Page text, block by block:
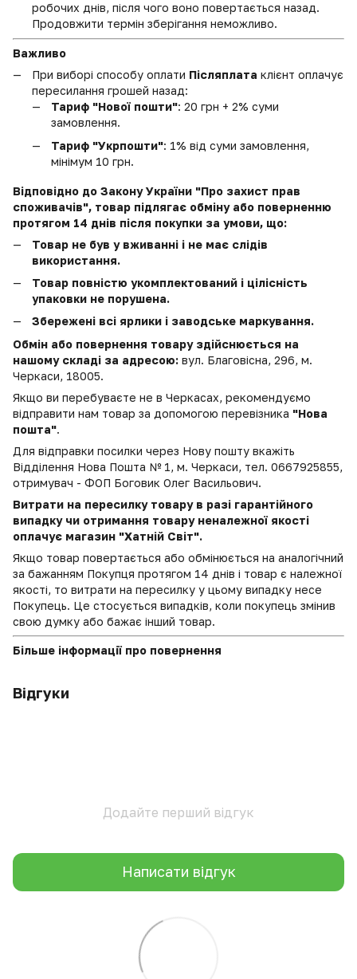
робочих днів, після чого воно повертається назад.
Продовжити термін зберігання неможливо.
Важливо
При виборі способу оплати Післяплата клієнт оплачує
пересилання грошей назад:
Тариф "Нової пошти": 20 грн + 2% суми
замовлення.
Тариф "Укрпошти": 1% від суми замовлення,
мінімум 10 грн.
Відповідно до Закону України "Про захист прав
споживачів", товар підлягає обміну або поверненню
протягом 14 днів після покупки за умови, що:
Товар не був у вживанні і не має слідів
використання.
Товар повністю укомплектований і цілісність
упаковки не порушена.
Збережені всі ярлики і заводське маркування.
Обмін або повернення товару здійснюється на
нашому складі за адресою: вул. Благовісна, 296, м.
Черкаси, 18005.
Якщо ви перебуваєте не в Черкасах, рекомендуємо
відправити нам товар за допомогою перевізника "Нова
пошта".
Для відправки посилки через Нову пошту вкажіть
Відділення Нова Пошта № 1, м. Черкаси, тел. 0667925855,
отримувач - ФОП Боговик Олег Васильович.
Витрати на пересилку товару в разі гарантійного
випадку чи отримання товару неналежної якості
оплачує магазин "Хатній Світ".
Якщо товар повертається або обмінюється на аналогічний
за бажанням Покупця протягом 14 днів і товар є належної
якості, то витрати на пересилку у цьому випадку несе
Покупець. Це стосується випадків, коли покупець змінив
свою думку або бажає інший товар.
Більше інформації про повернення
Відгуки
Додайте перший відгук
Написати відгук